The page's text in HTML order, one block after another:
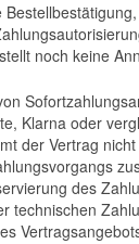
noch keine
Klarna oder
der Vertrag
des
technischen